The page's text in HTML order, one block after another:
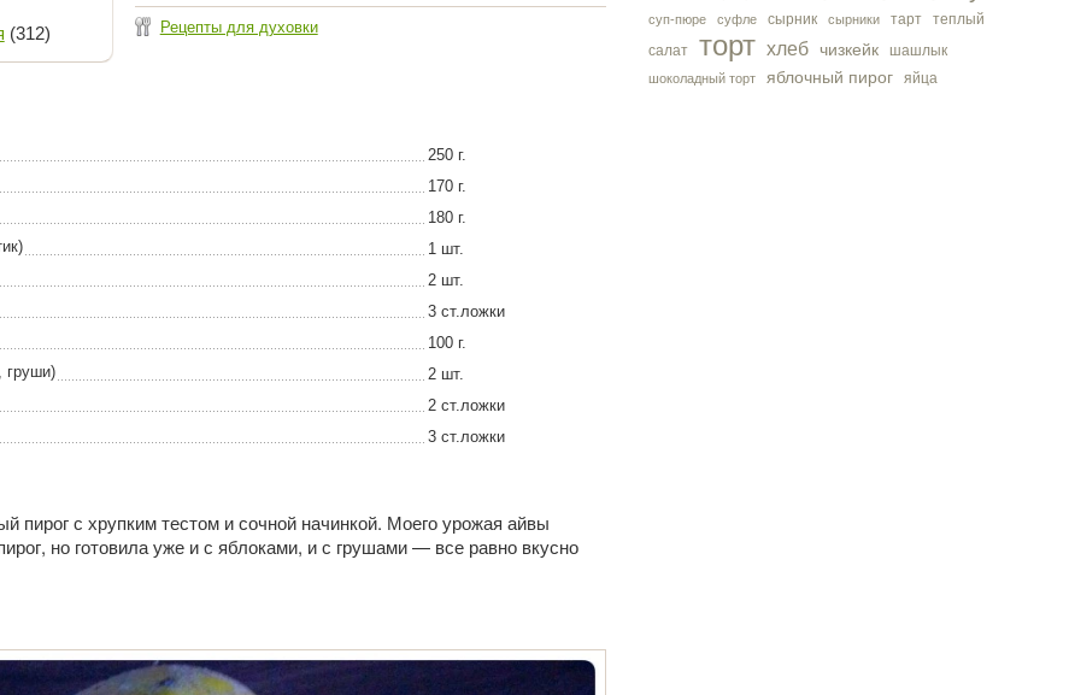
суп-пюре суфле сырник сырники тарт
теплый
салат
торт хлеб чизкейк шашлык
шоколадный торт яблочный пирог яйца
(312) Рецепты для духовки
250 г.
170 г.
180 г.
1 шт.
2 шт.
3 ст.ложки
100 г.
груши)
2 шт.
2 ст.ложки
3 ст.ложки
пирог с хрупким тестом и сочной начинкой. Моего урожая айвы
но готовила уже и с яблоками, и с грушами — все равно вкусно